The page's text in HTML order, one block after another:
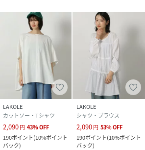
LAKOLE
カットソー・Tシャツ
2,090円 43%OFF
190ポイント(10%ポイント
バック)
LAKOLE
シャツ・ブラウス
2,090円 53%OFF
190ポイント(10%ポイント
バック)